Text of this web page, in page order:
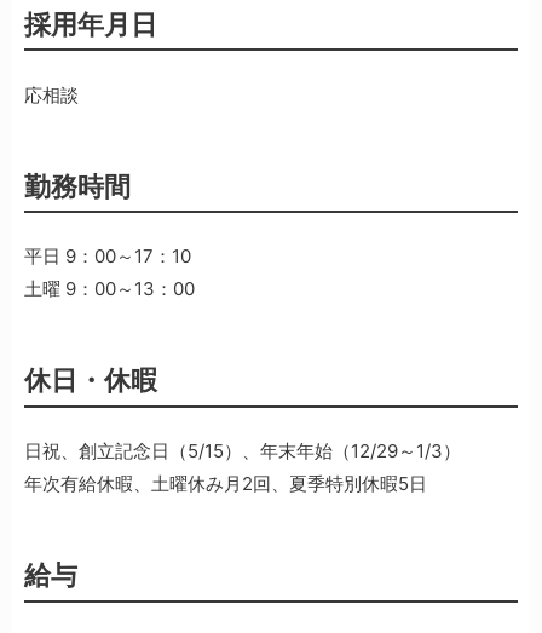
採用年月日
応相談
勤務時間
平日 9：00～17：10
土曜 9：00～13：00
休日・休暇
日祝、創立記念日（5/15）、年末年始（12/29～1/3）
年次有給休暇、土曜休み月2回、夏季特別休暇5日
給与